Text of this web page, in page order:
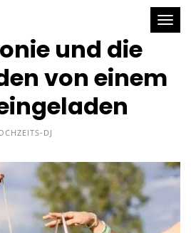
und die
von einem
DJ